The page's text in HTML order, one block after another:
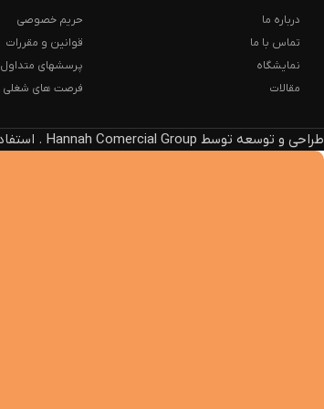
درباره ما
تماس با ما
نمایشگاه
مقالات
حریم خصوصی
قوانین و مقررات
پرسشهای متداول
فرصت های شغلی
طراحی و توسعه توسط Hannah Comercial Group . استفاده از مطالب بدون ذکر منبع، پیگرد قانونی دارد.